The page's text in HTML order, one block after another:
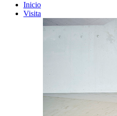
Inicio
Visita